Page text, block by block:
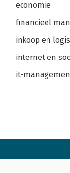
economie
financieel
inkoop en
internet en
it-